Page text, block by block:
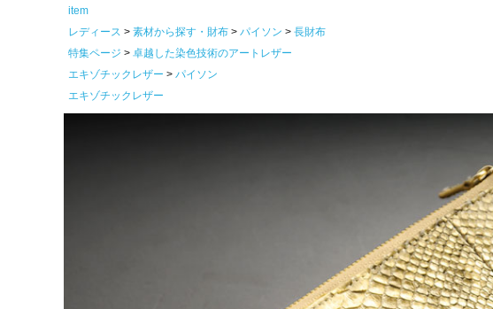
item
レディース
素材から探す・財布 パイソン
長財布
特集ページ
卓越した染色技術のアートレザー
エキゾチックレザー
パイソン
エキゾチックレザー